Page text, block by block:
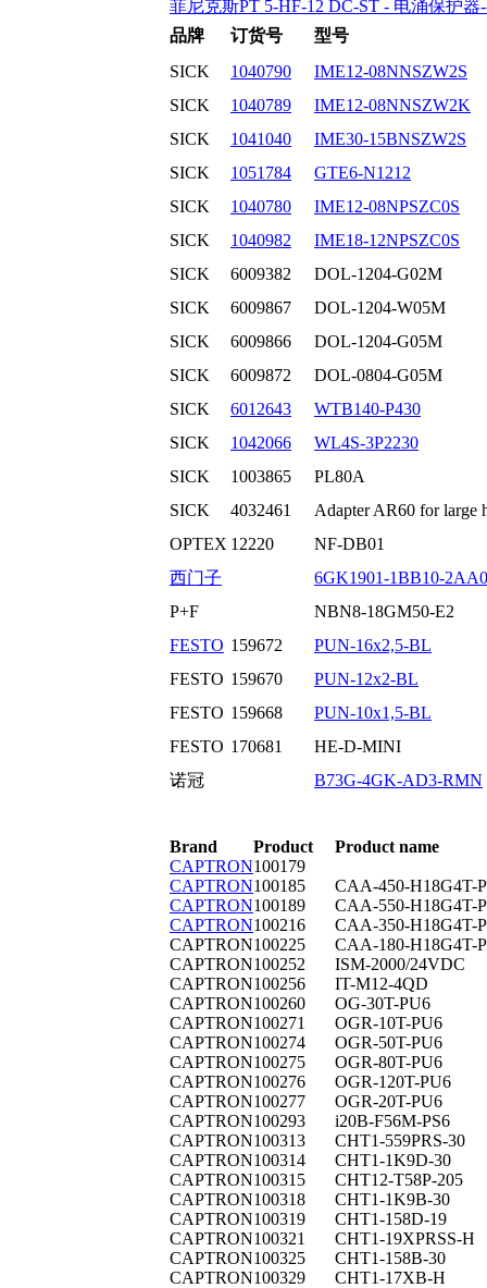
菲尼克斯PT 5-HF-12 DC-ST - 电涌保护器
品牌
订货号
型号
SICK
1040790
IME12-08NNSZW2S
SICK
1040789
IME12-08NNSZW2K
SICK
1041040
IME30-15BNSZW2S
SICK
1051784
GTE6-N1212
SICK
1040780
IME12-08NPSZC0S
SICK
1040982
IME18-12NPSZC0S
SICK
6009382
DOL-1204-G02M
SICK
6009867
DOL-1204-W05M
SICK
6009866
DOL-1204-G05M
SICK
6009872
DOL-0804-G05M
SICK
6012643
WTB140-P430
SICK
1042066
WL4S-3P2230
SICK
1003865
PL80A
SICK
4032461
Adapter AR60 for large
OPTEX 12220
NF-DB01
西门子
6GK1901-1BB10-2AA0
P+F
NBN8-18GM50-E2
FESTO 159672
PUN-16x2,5-BL
FESTO 159670
PUN-12x2-BL
FESTO 159668
PUN-10x1,5-BL
FESTO 170681
HE-D-MINI
诺冠
B73G-4GK-AD3-RMN
Brand Product
Product name
CAPTRON100179
CAPTRON100185
CAA-450-H18G4T-
CAPTRON100189
CAA-550-H18G4T-
CAPTRON100216
CAA-350-H18G4T-
CAPTRON100225
CAA-180-H18G4T-
CAPTRON100252
ISM-2000/24VDC
CAPTRON100256
IT-M12-4QD
CAPTRON100260
OG-30T-PU6
CAPTRON100271
OGR-10T-PU6
CAPTRON100274
OGR-50T-PU6
CAPTRON100275
OGR-80T-PU6
CAPTRON100276
OGR-120T-PU6
CAPTRON100277
OGR-20T-PU6
CAPTRON100293
i20B-F56M-PS6
CAPTRON100313
CHT1-559PRS-30
CAPTRON100314
CHT1-1K9D-30
CAPTRON100315
CHT12-T58P-205
CAPTRON100318
CHT1-1K9B-30
CAPTRON100319
CHT1-158D-19
CAPTRON100321
CHT1-19XPRSS-H
CAPTRON100325
CHT1-158B-30
CAPTRON100329
CHT1-17XB-H